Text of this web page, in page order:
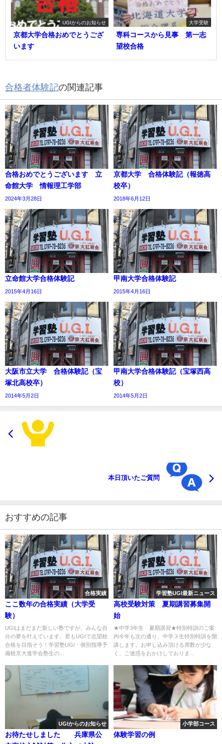
UGIからのお知らせ
京都大学合格おめでとうござ
います
大学受験
専科コースから見事 第一志
望校合格
合格者体験記の関連記事
合格おめでとうございます 立
命館大学 情報理工学部
2024年3月28日
京都大学 合格体験記（報徳高
校卒）
2018年6月12日
立命館大学合格体験記
2015年4月16日
甲南大学合格体験記
2015年4月16日
大阪市立大学 合格体験記（宝
塚北高校卒）
2014年5月2日
甲南大学合格体験記（宝塚西高
校）
2014年5月2日
本日頂いたご質問
おすすめの記事
合格実績
ここ数年の合格実績（大学受
験）
UGIはまだまだ新しい塾ですが、みんな自
分の夢を叶えています。君もUGIで志望校
合格を目指そう！学習塾UGI・個別指導予
備校京大進学会塾生の...
学習塾UGI最新ニュース
高校受験対策 夏期講習募集開
始
★中学3年生 夏期講習★特別特訓のご案
内今年も次の通り、中学３生特別特訓を開
講します。お申し込み頂ける席数が少な
く、ご迷惑をおかけしておりま...
UGIからのお知らせ
お待たせしました 兵庫県公
小学部コース
体験学習の例